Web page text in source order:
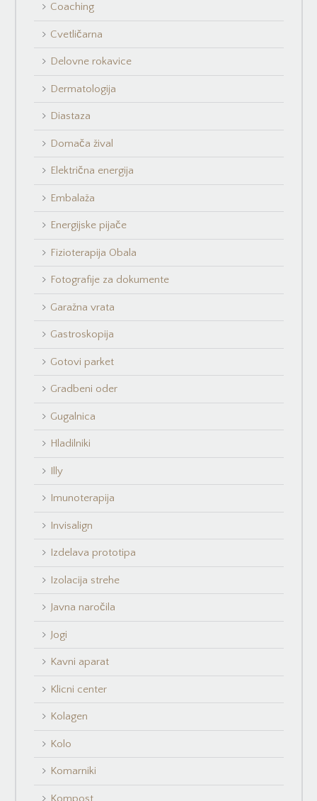
Coaching
Cvetličarna
Delovne rokavice
Dermatologija
Diastaza
Domača žival
Električna energija
Embalaža
Energijske pijače
Fizioterapija Obala
Fotografije za dokumente
Garažna vrata
Gastroskopija
Gotovi parket
Gradbeni oder
Gugalnica
Hladilniki
Illy
Imunoterapija
Invisalign
Izdelava prototipa
Izolacija strehe
Javna naročila
Jogi
Kavni aparat
Klicni center
Kolagen
Kolo
Komarniki
Kompost